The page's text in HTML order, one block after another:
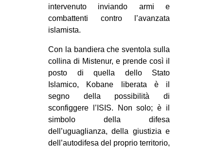
intervenuto inviando armi e
combattenti contro l’avanzata
islamista.
Con la bandiera che sventola sulla
collina di Mistenur, e prende così il
posto di quella dello Stato
Islamico, Kobane liberata è il
segno della possibilità di
sconfiggere l’ISIS. Non solo; è il
simbolo della difesa
dell’uguaglianza, della giustizia e
dell’autodifesa del proprio territorio,